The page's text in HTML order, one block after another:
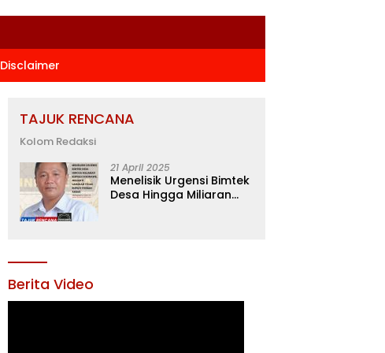
Disclaimer
TAJUK RENCANA
Kolom Redaksi
21 April 2025
Menelisik Urgensi Bimtek
Desa Hingga Miliaran
Berita Video